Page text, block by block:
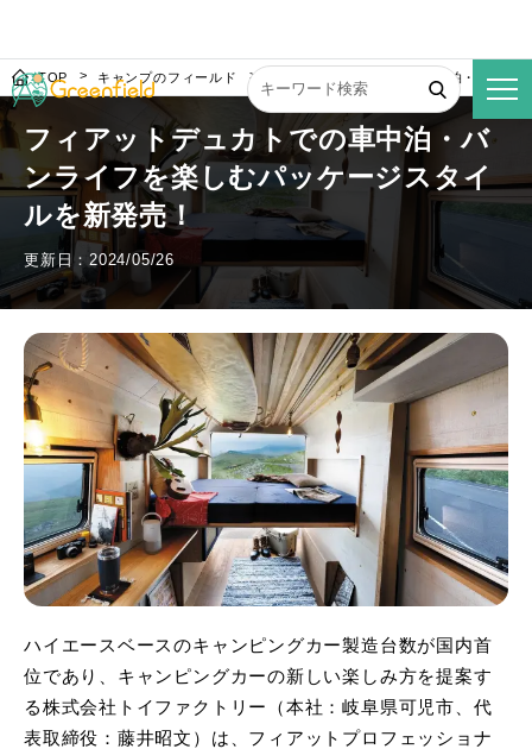
TOP キャンプのフィールド フィアットデュカトでの車中泊・バンラ
フィアットデュカトでの車中泊・バ
ンライフを楽しむパッケージスタイ
ルを新発売！
更新日：2024/05/26
ハイエースベースのキャンピングカー製造台数が国内首
位であり、キャンピングカーの新しい楽しみ方を提案す
る株式会社トイファクトリー（本社：岐阜県可児市、代
表取締役：藤井昭文）は、フィアットプロフェッショナ